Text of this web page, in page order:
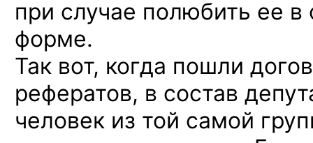
при случае полюбить ее в
форме.
Так вот, когда пошли
рефератов, в состав
человек из той самой